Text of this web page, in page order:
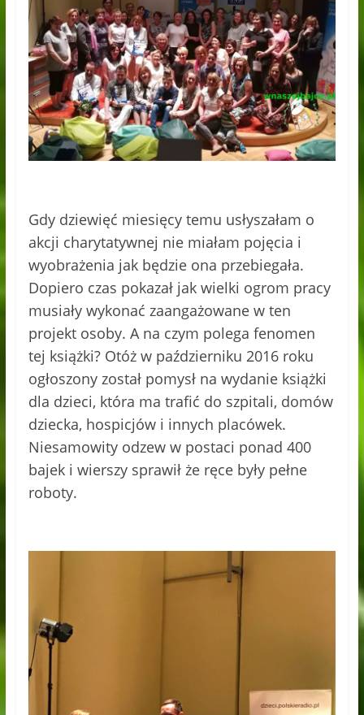
Gdy dziewięć miesięcy temu usłyszałam o
akcji charytatywnej nie miałam pojęcia i
wyobrażenia jak będzie ona przebiegała.
Dopiero czas pokazał jak wielki ogrom pracy
musiały wykonać zaangażowane w ten
projekt osoby. A na czym polega fenomen
tej książki? Otóż w październiku 2016 roku
ogłoszony został pomysł na wydanie książki
dla dzieci, która ma trafić do szpitali, domów
dziecka, hospicjów i innych placówek.
Niesamowity odzew w postaci ponad 400
bajek i wierszy sprawił że ręce były pełne
roboty.